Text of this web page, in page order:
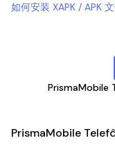
如何安装 XAPK / APK
PrismaMobile
PrismaMobile